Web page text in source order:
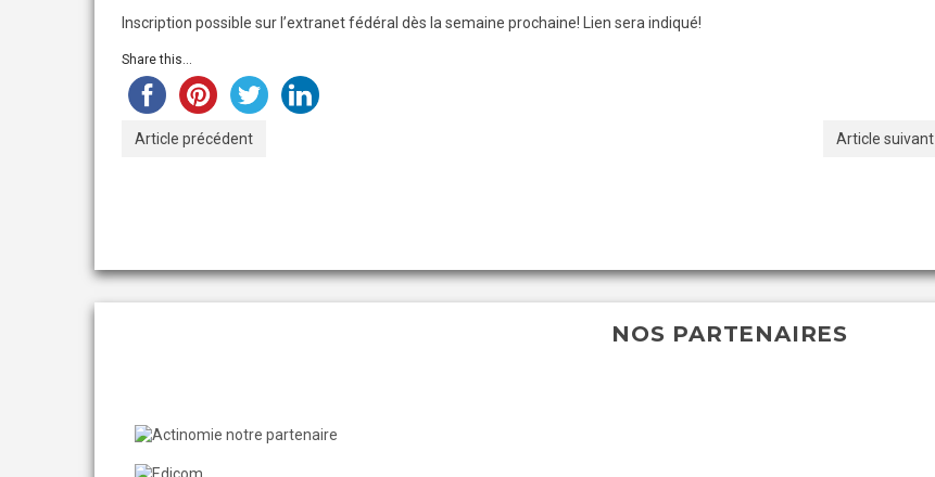
Inscription possible sur l’extranet fédéral dès la semaine prochaine! Lien sera indiqué!
Share this...
Article précédent Article suivant
NOS PARTENAIRES